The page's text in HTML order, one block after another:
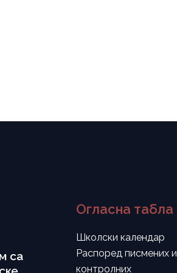
са
Огласна табла
Школски календар
Распоред писмених и
контролних